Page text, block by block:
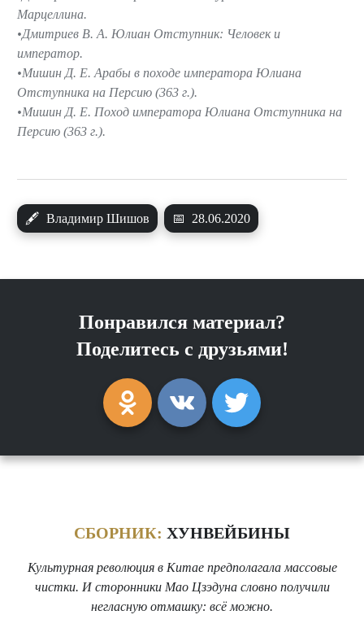
🖋 Владимир Шишов 📅 28.06.2020
Марцеллина.
Дмитриев В. А. Юлиан Отступник: Человек и
император.
Мишин Д. Е. Арабы в походе императора Юлиана
Отступника на Персию (363 г.).
Мишин Д. Е. Поход императора Юлиана Отступника на
Персию (363 г.).
Понравился материал?
Поделитесь с друзьями!
СБОРНИК: ХУНВЕЙБИНЫ
Культурная революция в Китае предполагала массовые
чистки. И сторонники Мао Цзэдуна словно получили
негласную отмашку: всё можно.